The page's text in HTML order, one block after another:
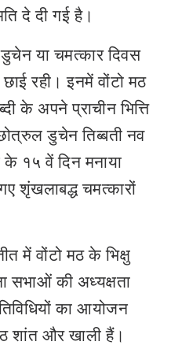
दे दी गई है।
या चमत्कार दिवस
छाई रही। इनमें वोंटो मठ
के अपने प्राचीन भित्ति
डुचेन तिब्बती नव
के १५ वें दिन मनाया
शृंखलाबद्ध चमत्कारों
में वोंटो मठ के भिक्षु
सभाओं की अध्यक्षता
का आयोजन
शांत और खाली हैं।